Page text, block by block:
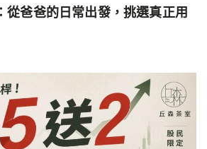
從爸爸的日常出發，挑選真正用